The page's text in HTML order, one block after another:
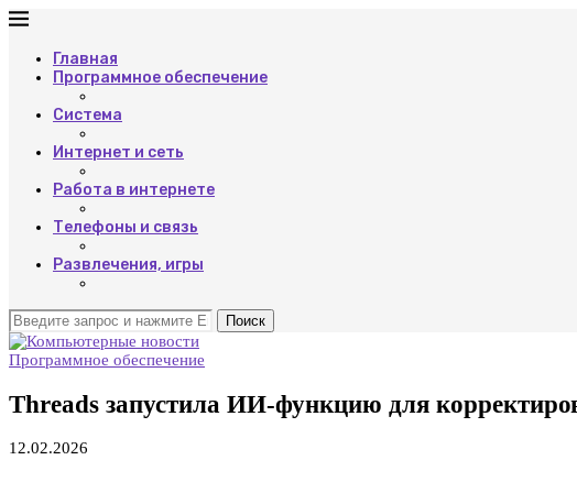
Главная
Программное обеспечение
Система
Интернет и сеть
Работа в интернете
Телефоны и связь
Развлечения, игры
Поиск
Программное обеспечение
Threads запустила ИИ-функцию для
12.02.2026